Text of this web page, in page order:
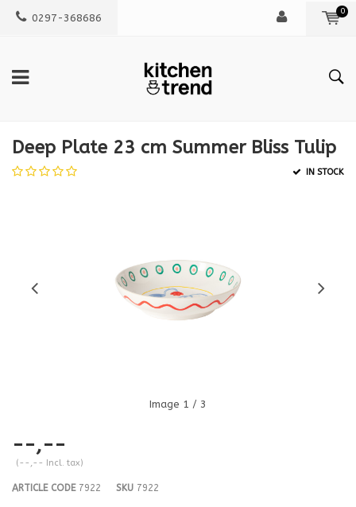
0297-368686
0
Deep Plate 23 cm Summer Bliss Tulip
IN STOCK
Image 1 / 3
--,--
(--,-- Incl. tax)
ARTICLE CODE7922 SKU 7922